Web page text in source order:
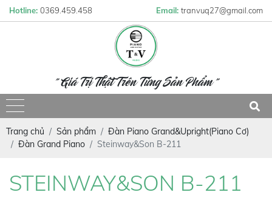
Hotline: 0369.459.458 Email: tranvuq27@gmail.com
" Giá Trị Thật Trên Từng Sản Phẩm "
Trang chủ Sản phẩm
Đàn Piano Grand&Upright(Piano Cơ)
Đàn Grand Piano
Steinway&Son B-211
STEINWAY&SON B-211